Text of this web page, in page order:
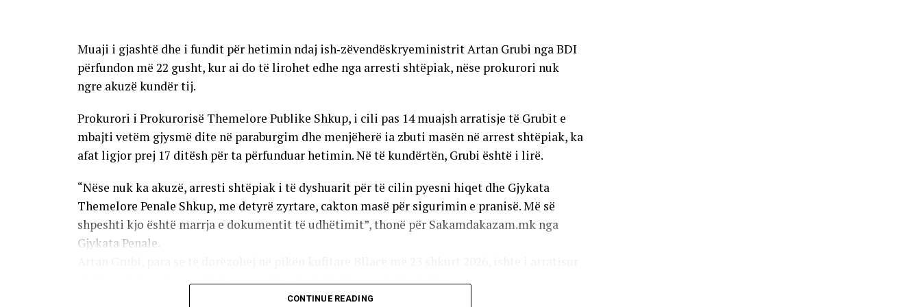
Një ditë më parë, nga Klinika njoftuan se për një pjesë të vogël të preparateve nga lista
pozitive e Fondit për Sigurim Shëndetësor është evidentuar një vonesë afatshkurtër në
pacientëve, periudha ndërmjet dy procedurave të prokurimit publik dhe mungesa e pjesshme
e barnave te distributorët.
Muaji i gjashtë dhe i fundit për hetimin ndaj ish‑zëvendëskryeministrit Artan Grubi nga BDI
përfundon më 22 gusht, kur ai do të lirohet edhe nga arresti shtëpiak, nëse prokurori nuk
ngre akuzë kundër tij.
Prokurori i Prokurorisë Themelore Publike Shkup, i cili pas 14 muajsh arratisje të Grubit e
mbajti vetëm gjysmë dite në paraburgim dhe menjëherë ia zbuti masën në arrest shtëpiak, ka
afat ligjor prej 17 ditësh për ta përfunduar hetimin. Në të kundërtën, Grubi është i lirë.
“Nëse nuk ka akuzë, arresti shtëpiak i të dyshuarit për të cilin pyesni hiqet dhe Gjykata
Themelore Penale Shkup, me detyrë zyrtare, cakton masë për sigurimin e pranisë. Më së
shpeshti kjo është marrja e dokumentit të udhëtimit”, thonë për Sakamdakazam.mk nga
Gjykata Penale.
në Kosovë, ku nuk nevojitet pasaportë — kufiri kalon me letërnjoftim.
CONTINUE READING